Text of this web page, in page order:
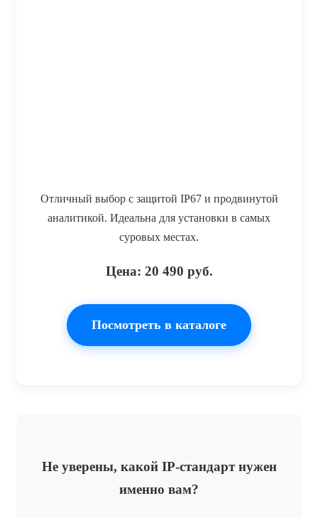
Отличный выбор с защитой IP67 и продвинутой
аналитикой. Идеальна для установки в самых
суровых местах.
Цена: 20 490 руб.
Посмотреть в каталоге
Не уверены, какой IP-стандарт нужен
именно вам?